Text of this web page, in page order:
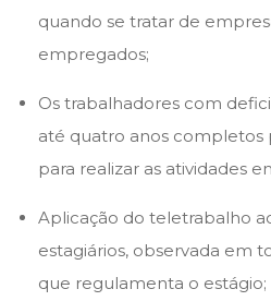
quando se tratar de
empregados;
Os trabalhadores com
até quatro anos completos
para realizar as atividades
Aplicação do teletrabalho
estagiários, observada em
que regulamenta o estágio;